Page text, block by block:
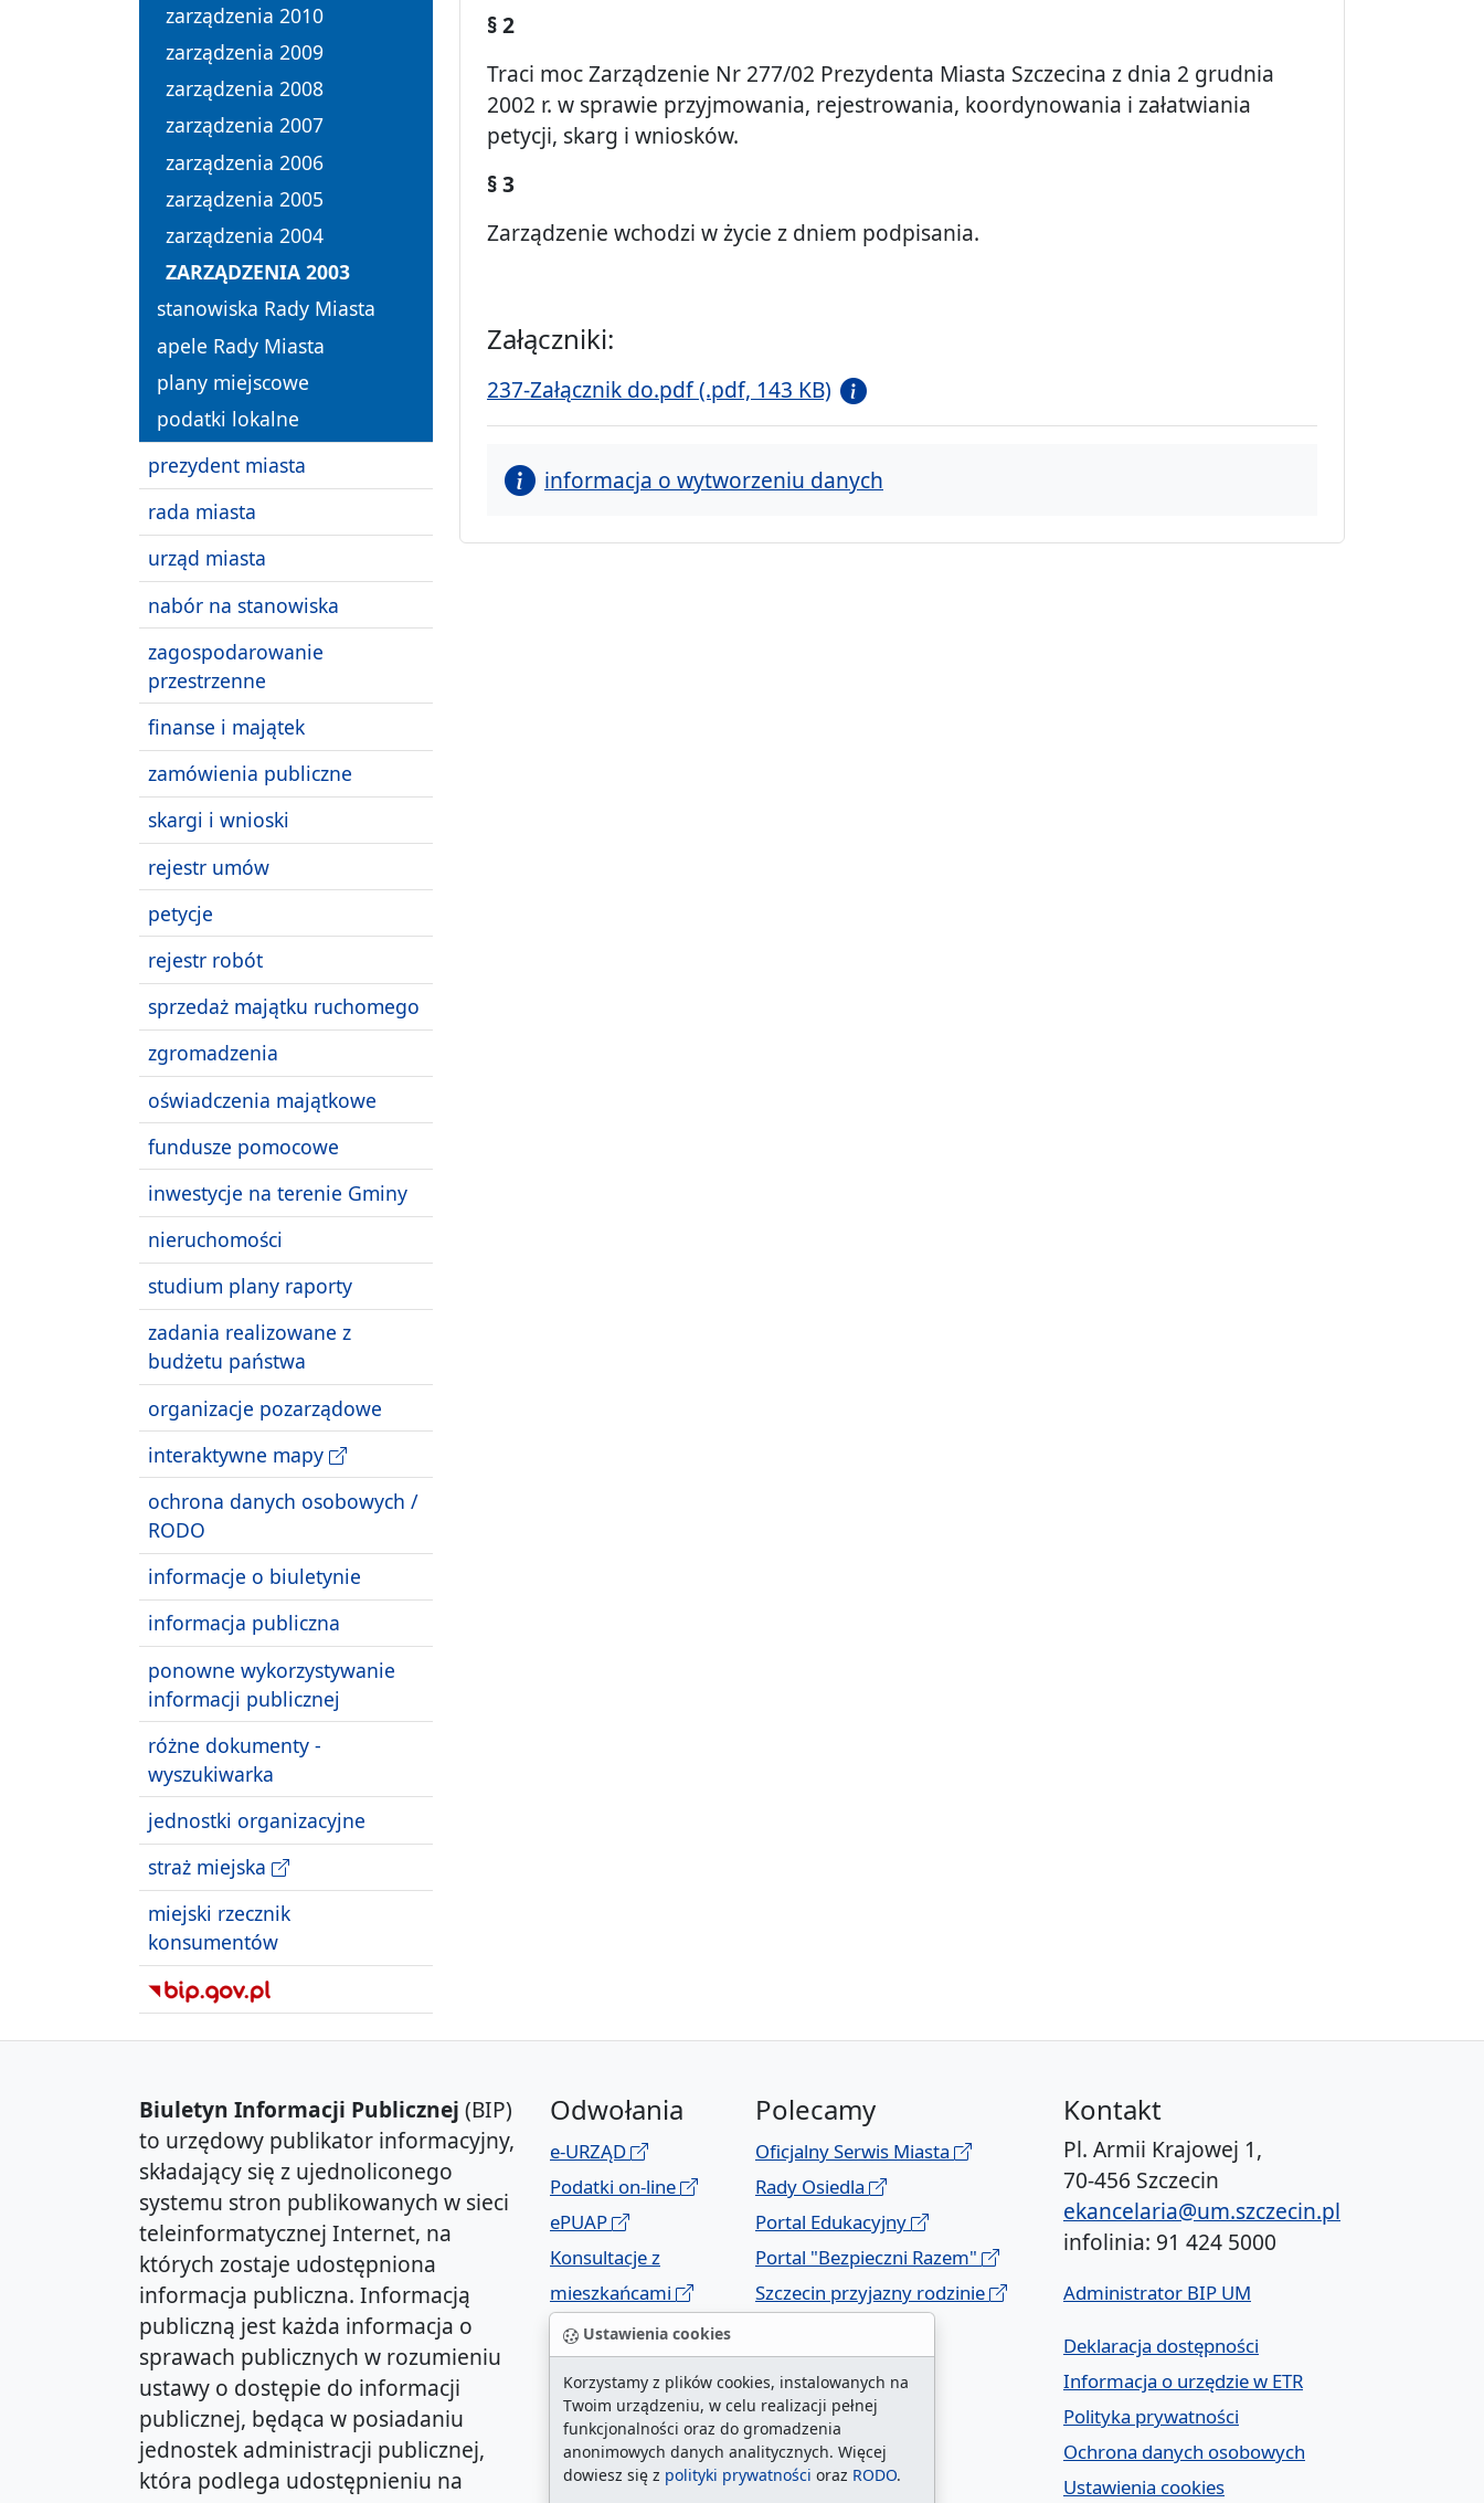
Ustawienia cookies
Korzystamy z plików cookies, instalowanych na
Twoim urządzeniu, w celu realizacji pełnej
funkcjonalności oraz do gromadzenia
anonimowych danych analitycznych. Więcej
dowiesz się z polityki prywatności oraz RODO.
zarządzenia 2010
zarządzenia 2009
zarządzenia 2008
zarządzenia 2007
zarządzenia 2006
zarządzenia 2005
zarządzenia 2004
ZARZĄDZENIA 2003
stanowiska Rady Miasta
apele Rady Miasta
plany miejscowe
podatki lokalne
prezydent miasta
rada miasta
urząd miasta
nabór na stanowiska
zagospodarowanie
przestrzenne
finanse i majątek
zamówienia publiczne
skargi i wnioski
rejestr umów
petycje
rejestr robót
sprzedaż majątku ruchomego
zgromadzenia
oświadczenia majątkowe
fundusze pomocowe
inwestycje na terenie Gminy
nieruchomości
studium plany raporty
zadania realizowane z
budżetu państwa
organizacje pozarządowe
interaktywne mapy
ochrona danych osobowych /
RODO
informacje o biuletynie
informacja publiczna
ponowne wykorzystywanie
informacji publicznej
różne dokumenty -
wyszukiwarka
jednostki organizacyjne
straż miejska
miejski rzecznik
konsumentów
§ 2
Traci moc Zarządzenie Nr 277/02 Prezydenta Miasta Szczecina z dnia 2 grudnia
2002 r. w sprawie przyjmowania, rejestrowania, koordynowania i załatwiania
petycji, skarg i wniosków.
§ 3
Zarządzenie wchodzi w życie z dniem podpisania.
Załączniki:
237-Załącznik do.pdf (.pdf, 143 KB)
informacja o wytworzeniu danych
Biuletyn Informacji Publicznej (BIP)
to urzędowy publikator informacyjny,
składający się z ujednoliconego
systemu stron publikowanych w sieci
teleinformatycznej Internet, na
których zostaje udostępniona
informacja publiczna. Informacją
publiczną jest każda informacja o
sprawach publicznych w rozumieniu
ustawy o dostępie do informacji
publicznej, będąca w posiadaniu
jednostek administracji publicznej,
która podlega udostępnieniu na
Odwołania
e-URZĄD
Podatki on-line
ePUAP
Konsultacje z
mieszkańcami
Geoportal
Polecamy
Oficjalny Serwis Miasta
Rady Osiedla
Portal Edukacyjny
Portal "Bezpieczni Razem"
Szczecin przyjazny rodzinie
Kontakt
Pl. Armii Krajowej 1,
70-456 Szczecin
ekancelaria@um.szczecin.pl
infolinia: 91 424 5000
Administrator BIP UM
Deklaracja dostępności
Informacja o urzędzie w ETR
Polityka prywatności
Ochrona danych osobowych
Ustawienia cookies